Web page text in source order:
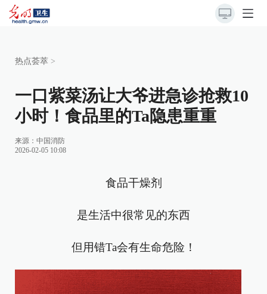
热点荟萃 >
一口紫菜汤让大爷进急诊抢救10
小时！食品里的Ta隐患重重
来源： 中国消防
2026-02-05 10:08
食品干燥剂
是生活中很常见的东西
但用错Ta会有生命危险！